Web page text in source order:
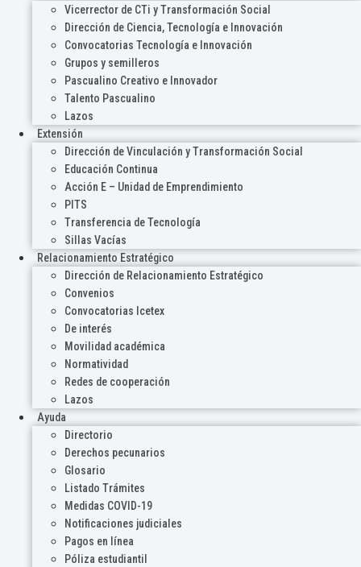
Vicerrector de CTi y Transformación Social
Dirección de Ciencia, Tecnología e Innovación
Convocatorias Tecnología e Innovación
Grupos y semilleros
Pascualino Creativo e Innovador
Talento Pascualino
Lazos
Extensión
Dirección de Vinculación y Transformación Social
Educación Continua
Acción E – Unidad de Emprendimiento
PITS
Transferencia de Tecnología
Sillas Vacías
Relacionamiento Estratégico
Dirección de Relacionamiento Estratégico
Convenios
Convocatorias Icetex
De interés
Movilidad académica
Normatividad
Redes de cooperación
Lazos
Ayuda
Directorio
Derechos pecunarios
Glosario
Listado Trámites
Medidas COVID-19
Notificaciones judiciales
Pagos en línea
Póliza estudiantil